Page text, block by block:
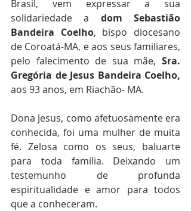
Brasil, vem expressar a sua
solidariedade a dom Sebastião
Bandeira Coelho, bispo diocesano
de Coroatá-MA, e aos seus familiares,
pelo falecimento de sua mãe, Sra.
aos 93 anos, em Riachão- MA.
Dona Jesus, como afetuosamente era
conhecida, foi uma mulher de muita
fé. Zelosa como os seus, baluarte
para toda família. Deixando um
testemunho de profunda
espiritualidade e amor para todos
que a conheceram.